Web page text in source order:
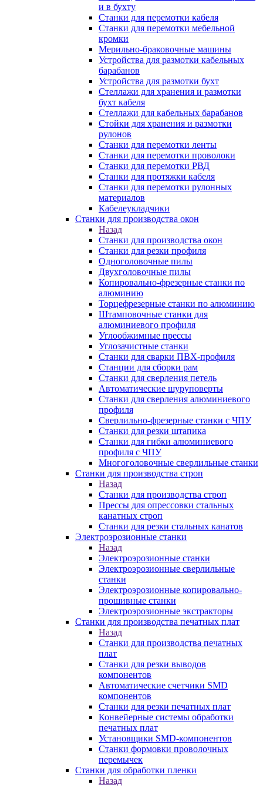
и в бухту
Станки для перемотки кабеля
Станки для перемотки мебельной
кромки
Мерильно-браковочные машины
Устройства для размотки кабельных
барабанов
Устройства для размотки бухт
Стеллажи для хранения и размотки
бухт кабеля
Стеллажи для кабельных барабанов
Стойки для хранения и размотки
рулонов
Станки для перемотки ленты
Станки для перемотки проволоки
Станки для перемотки РВД
Станки для протяжки кабеля
Станки для перемотки рулонных
материалов
Кабелеукладчики
Станки для производства окон
Назад
Станки для производства окон
Станки для резки профиля
Одноголовочные пилы
Двухголовочные пилы
Копировально-фрезерные станки по
алюминию
Торцефрезерные станки по алюминию
Штамповочные станки для
алюминиевого профиля
Углообжимные прессы
Углозачистные станки
Станки для сварки ПВХ-профиля
Станции для сборки рам
Станки для сверления петель
Автоматические шуруповерты
Станки для сверления алюминиевого
профиля
Сверлильно-фрезерные станки с ЧПУ
Станки для резки штапика
Станки для гибки алюминиевого
профиля с ЧПУ
Многоголовочные сверлильные станки
Станки для производства строп
Назад
Станки для производства строп
Прессы для опрессовки стальных
канатных строп
Станки для резки стальных канатов
Электроэрозионные станки
Назад
Электроэрозионные станки
Электроэрозионные сверлильные
станки
Электроэрозионные копировально-
прошивные станки
Электроэрозионные экстракторы
Станки для производства печатных плат
Назад
Станки для производства печатных
плат
Станки для резки выводов
компонентов
Автоматические счетчики SMD
компонентов
Станки для резки печатных плат
Конвейерные системы обработки
печатных плат
Установщики SMD-компонентов
Станки формовки проволочных
перемычек
Станки для обработки пленки
Назад